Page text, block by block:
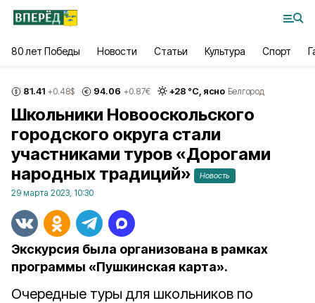
80 лет Победы Новости Статьи Культура Спорт
81.41 +0.48$ 94.06 +0.87€ +28 °С, ясно Белгород
Школьники Новооскольского
городского округа стали
участниками туров «Дорогами
народных традиций»
Новость
29 марта 2023, 10:30
Экскурсия была организована в рамках
программы «Пушкинская карта».
Очередные туры для школьников по